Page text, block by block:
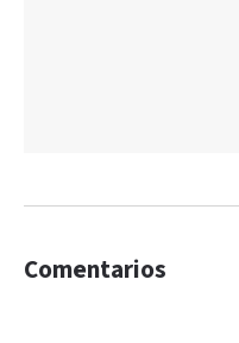
Comentarios